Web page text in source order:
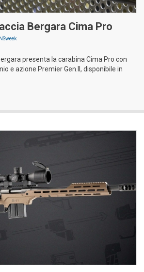
Bergara Cima Pro
presenta la carabina Cima Pro con
e azione Premier Gen.II, disponibile in